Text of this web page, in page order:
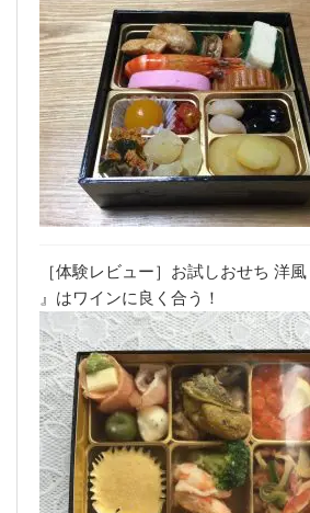
［体験レビュー］お試しおせち 洋
』はワインに良く合う！